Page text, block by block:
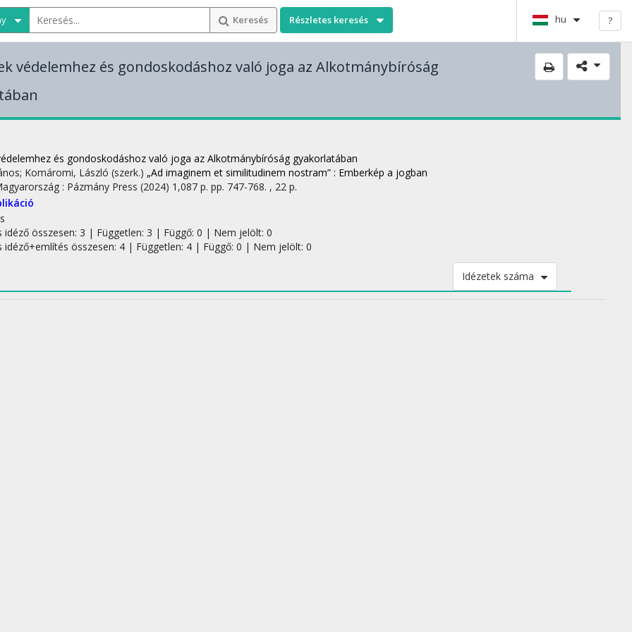
Keresés Részletes keresés hu ?
védelemhez és gondoskodáshoz való joga az Alkotmánybíróság
és gondoskodáshoz való joga az Alkotmánybíróság gyakorlatában
Komáromi, László (szerk.) „Ad imaginem et similitudinem nostram” : Emberkép a jogban
: Pázmány Press (2024) 1,087 p. pp. 747-768. , 22 p.
idéző összesen: 3 | Független: 3 | Függő: 0 | Nem jelölt: 0
idéző+említés összesen: 4| Független: 4 | Függő: 0 | Nem jelölt: 0
Idézetek száma